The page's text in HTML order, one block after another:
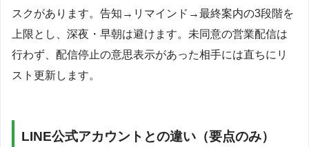
スクがあります。告知→リマインド→最終案内の3段階を
上限とし、深夜・早朝は避けます。未同意の営業配信は
行わず、配信停止の意思表示があった相手には直ちにリ
スト更新します。
LINE公式アカウントとの違い（要点のみ）